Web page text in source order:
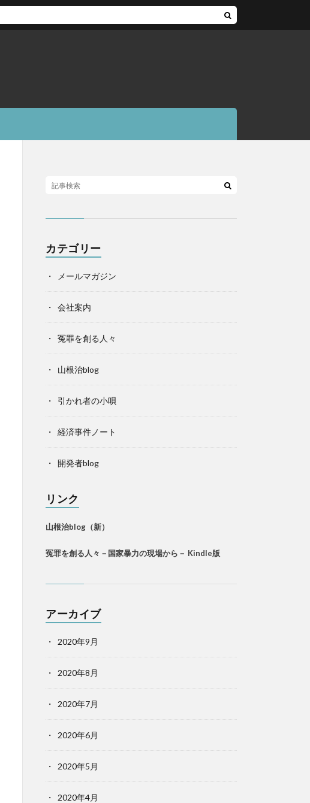
カテゴリー
メールマガジン
会社案内
冤罪を創る人々
山根治blog
引かれ者の小唄
経済事件ノート
開発者blog
リンク
山根治blog（新）
冤罪を創る人々－国家暴力の現場から－ Kindle版
アーカイブ
2020年9月
2020年8月
2020年7月
2020年6月
2020年5月
2020年4月